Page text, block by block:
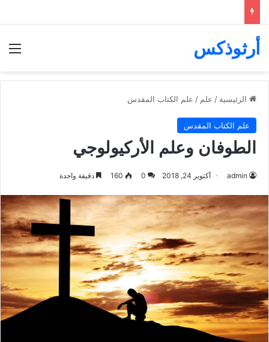
أرثوذكس
الرئيسية / علم / علم الكتاب المقدس
علم الكتاب المقدس
الطوفان وعلم الأركيولوجي
admin أكتوبر 24, 2018 0
160 دقيقة واحدة